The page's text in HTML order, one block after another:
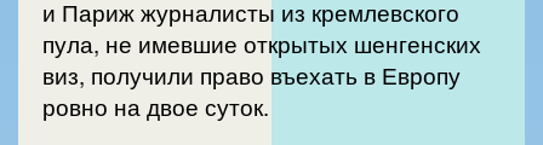
и Париж журналисты из кремлевского
пула, не имевшие открытых шенгенских
виз, получили право въехать в Европу
ровно на двое суток.